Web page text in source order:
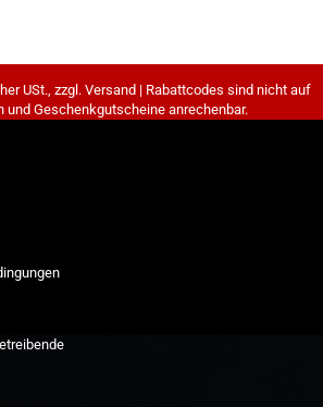
USt., zzgl. Versand | Rabattcodes sind nicht auf
und Geschenkgutscheine anrechenbar.